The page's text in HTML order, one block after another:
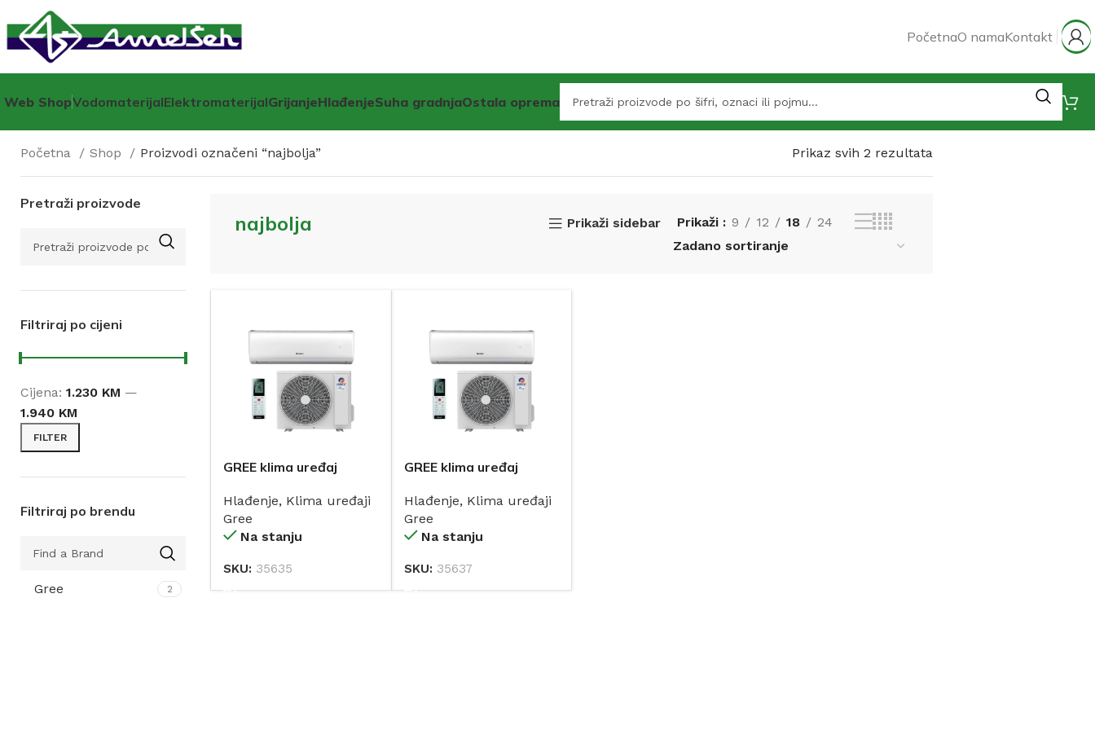
PočetnaO namaKontakt
Web ShopVodomaterijalElektromaterijalGrijanjeHlađenjeSuha gradnjaOstala oprema
Početna Shop Proizvodi označeni “najbolja” Prikaz svih 2 rezultata
Pretraži proizvode
Filtriraj po cijeni
FILTER
Cijena: 1.230 KM —
1.940 KM
Filtriraj po brendu
Gree 2
najbolja Prikaži sidebar Prikaži 9 12 18 24
GREE klima uređaj
Regular 12-ka
INVERTER
Hlađenje, Klima uređaji
Gree
Na stanju
SKU: 35635
GREE klima uređaj
Regular 18-ka
INVERTER
Hlađenje, Klima uređaji
Gree
Na stanju
SKU: 35637